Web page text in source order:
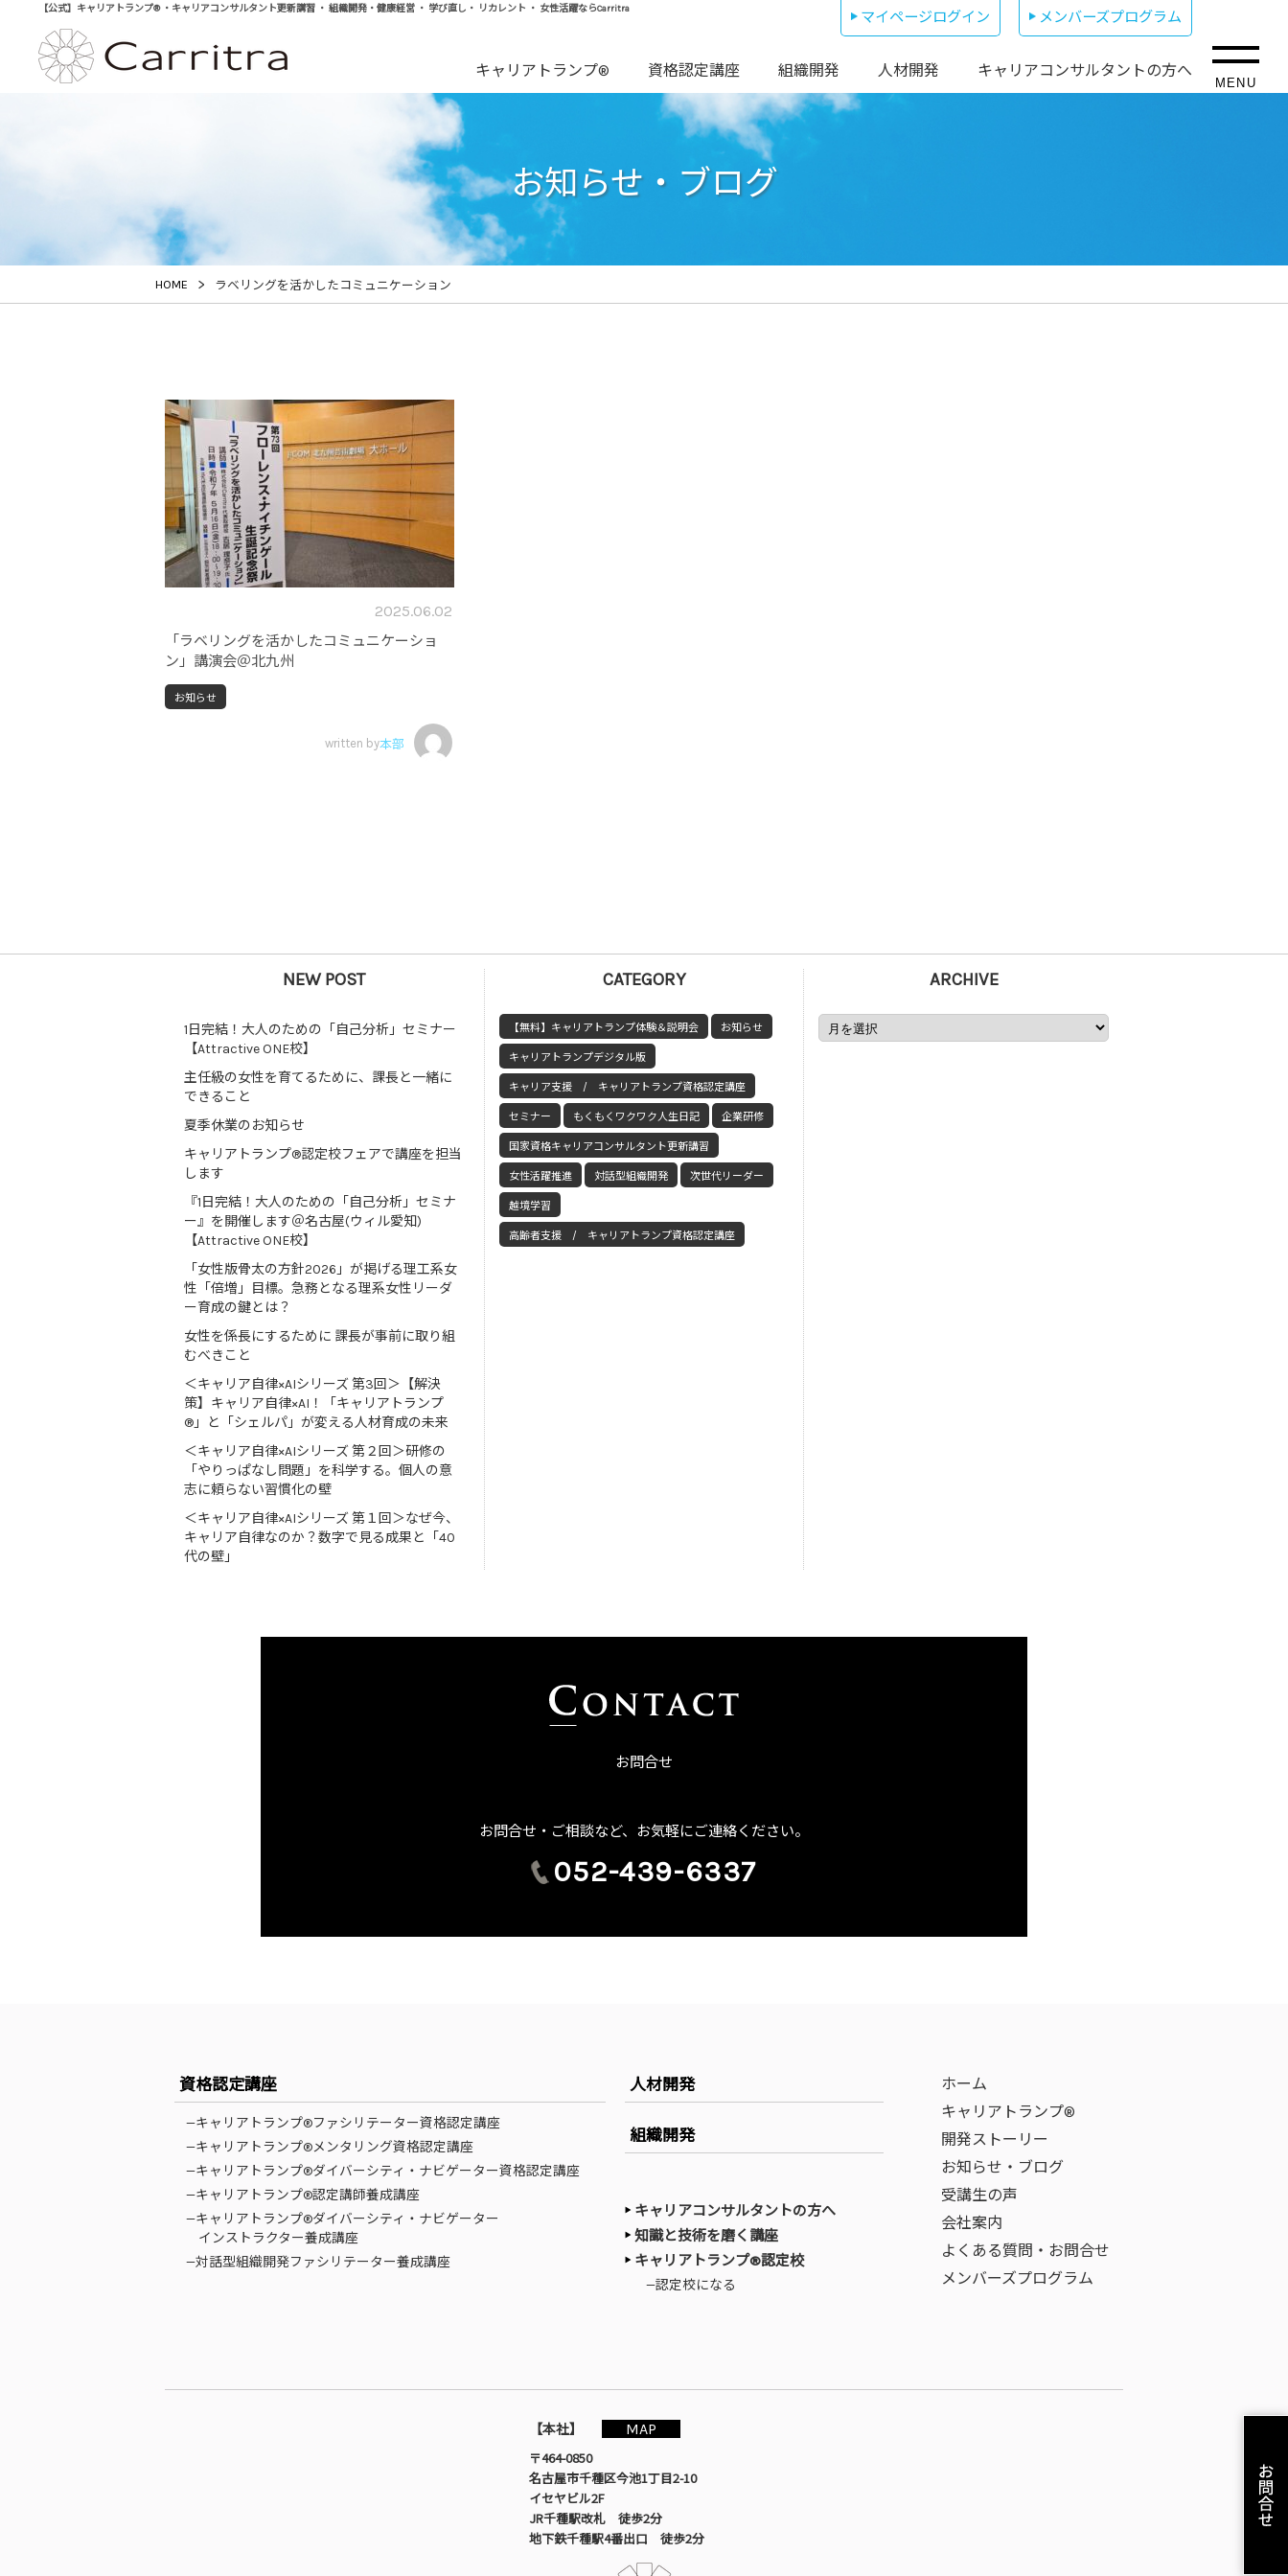
【公式】キャリアトランプ® ・キャリアコンサルタント更新講習 ・ 組織開発・健康経営 ・ 学び直し・ リカレント ・ 女性活躍ならCarritra マイページログイン メンバーズプログラム
キャリアトランプ® 資格認定講座 組織開発 人材開発 キャリアコンサルタントの方へ
MENU
お知らせ・ブログ
HOME > ラベリングを活かしたコミュニケーション
2025.06.02
「ラベリングを活かしたコミュニケーショ
ン」講演会＠北九州
お知らせ
written by本部
NEW POST
1日完結！大人のための「自己分析」セミナー
【Attractive ONE校】
主任級の女性を育てるために、課長と一緒に
できること
夏季休業のお知らせ
キャリアトランプ®認定校フェアで講座を担当
します
『1日完結！大人のための「自己分析」セミナ
ー』を開催します＠名古屋(ウィル愛知)
【Attractive ONE校】
「女性版骨太の方針2026」が掲げる理工系女
性「倍増」目標。急務となる理系女性リーダ
ー育成の鍵とは？
女性を係長にするために 課長が事前に取り組
むべきこと
＜キャリア自律×AIシリーズ 第3回＞【解決
策】キャリア自律×AI！「キャリアトランプ
®」と「シェルパ」が変える人材育成の未来
＜キャリア自律×AIシリーズ 第２回＞研修の
「やりっぱなし問題」を科学する。個人の意
志に頼らない習慣化の壁
＜キャリア自律×AIシリーズ 第１回＞なぜ今、
キャリア自律なのか？数字で見る成果と「40
代の壁」
CATEGORY
【無料】キャリアトランプ体験＆説明会 お知らせ
キャリアトランプデジタル版
キャリア支援 / キャリアトランプ資格認定講座
セミナー もくもくワクワク人生日記 企業研修
国家資格キャリアコンサルタント更新講習
女性活躍推進 対話型組織開発 次世代リーダー
越境学習
高齢者支援 / キャリアトランプ資格認定講座
ARCHIVE
お問合せ
お問合せ・ご相談など、お気軽にご連絡ください。
052-439-6337
資格認定講座
—キャリアトランプ®ファシリテーター資格認定講座
—キャリアトランプ®メンタリング資格認定講座
—キャリアトランプ®ダイバーシティ・ナビゲーター資格認定講座
—キャリアトランプ®認定講師養成講座
—キャリアトランプ®ダイバーシティ・ナビゲーター
インストラクター養成講座
—対話型組織開発ファシリテーター養成講座
人材開発
組織開発
キャリアコンサルタントの方へ
知識と技術を磨く講座
キャリアトランプ®認定校
—認定校になる
ホーム
キャリアトランプ®
開発ストーリー
お知らせ・ブログ
受講生の声
会社案内
よくある質問・お問合せ
メンバーズプログラム
【本社】
MAP
〒464-0850
名古屋市千種区今池1丁目2-10
イセヤビル2F
JR千種駅改札 徒歩2分
地下鉄千種駅4番出口 徒歩2分